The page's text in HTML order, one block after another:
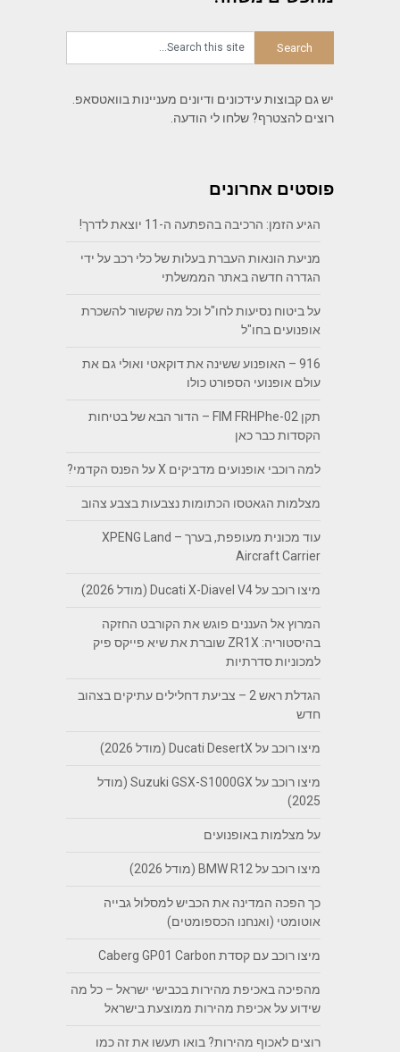
יש גם קבוצות עידכונים ודיונים מעניינות בוואטסאפ.
רוצים להצטרף? שלחו לי הודעה.
פוסטים אחרונים
הגיע הזמן: הרכיבה בהפתעה ה-11 יוצאת לדרך!
מניעת הונאות העברת בעלות של כלי רכב על ידי
הגדרה חדשה באתר הממשלתי
על ביטוח נסיעות לחו"ל וכל מה שקשור להשכרת
אופנועים בחו"ל
916 – האופנוע ששינה את דוקאטי ואולי גם את
עולם אופנועי הספורט כולו
תקן FIM FRHPhe-02 – הדור הבא של בטיחות
הקסדות כבר כאן
למה רוכבי אופנועים מדביקים X על הפנס הקדמי?
מצלמות הגאטסו הכתומות נצבעות בצבע צהוב
עוד מכונית מעופפת, בערך – XPENG Land
Aircraft Carrier
מיצו רוכב על Ducati X-Diavel V4 (מודל 2026)
המרוץ אל העננים פוגש את הקורבט החזקה
בהיסטוריה: ZR1X שוברת את שיא פייקס פיק
למכוניות סדרתיות
הגדלת ראש 2 – צביעת דחלילים עתיקים בצהוב
חדש
מיצו רוכב על Ducati DesertX (מודל 2026)
מיצו רוכב על Suzuki GSX-S1000GX (מודל
2025)
על מצלמות באופנועים
מיצו רוכב על BMW R12 (מודל 2026)
כך הפכה המדינה את הכביש למסלול גבייה
אוטומטי (ואנחנו הכספומטים)
מיצו רוכב עם קסדת Caberg GP01 Carbon
מהפיכה באכיפת מהירות בכבישי ישראל – כל מה
שידוע על אכיפת מהירות ממוצעת בישראל
רוצים לאכוף מהירות? בואו תעשו את זה כמו